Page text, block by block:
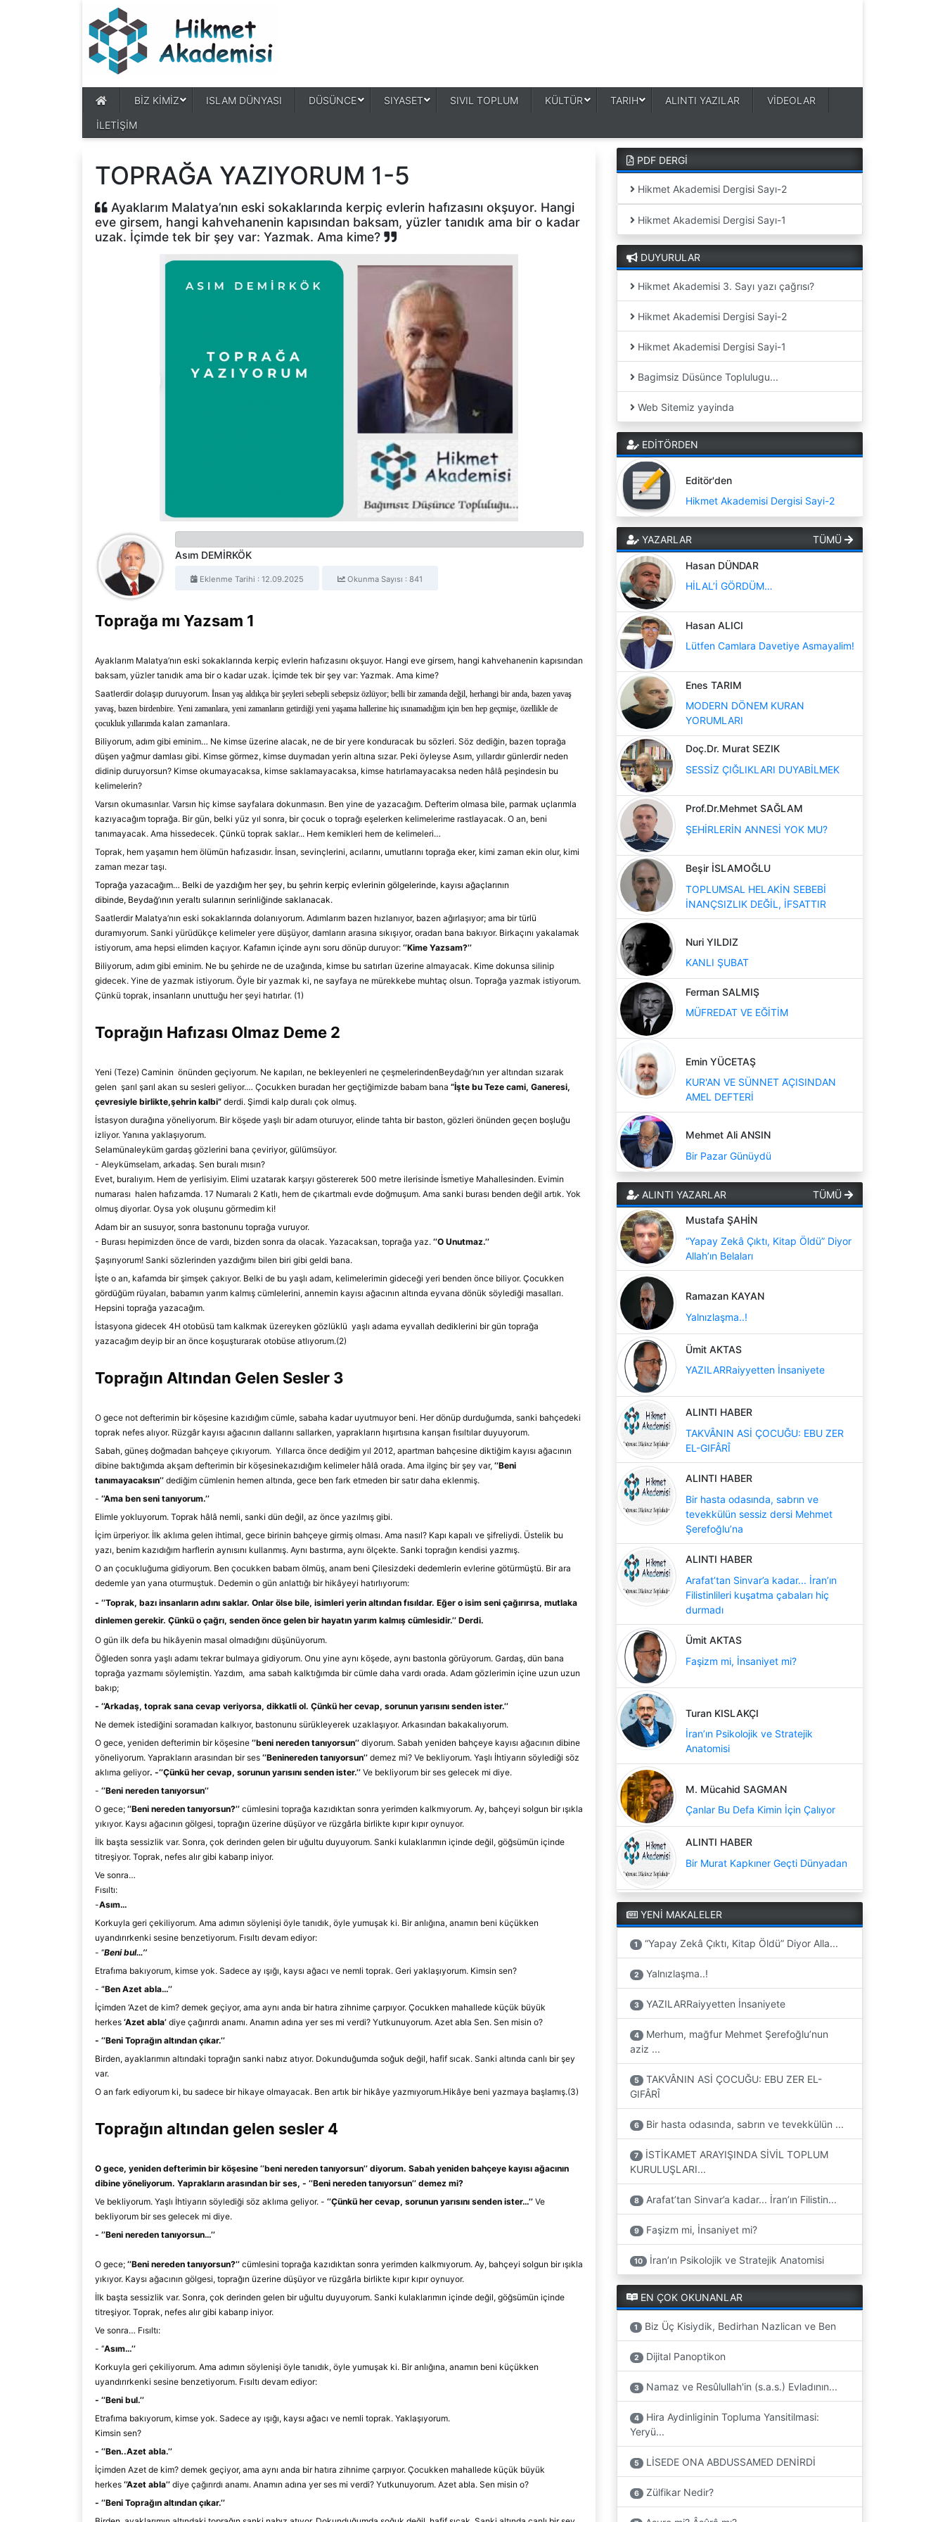
BİZ KİMİZ ISLAM DÜNYASI DÜSÜNCE SIYASET SIVIL TOPLUM KÜLTÜR TARIH ALINTI YAZILAR VİDEOLAR
İLETİŞİM
TOPRAĞA YAZIYORUM 1-5
Ayaklarım Malatya’nın eski sokaklarında kerpiç evlerin hafızasını okşuyor. Hangi
eve girsem, hangi kahvehanenin kapısından baksam, yüzler tanıdık ama bir o kadar
uzak. İçimde tek bir şey var: Yazmak. Ama kime?
Asım DEMİRKÖK
Eklenme Tarihi : 12.09.2025 Okunma Sayısı : 841
Toprağa mı Yazsam 1
Ayaklarım Malatya’nın eski sokaklarında kerpiç evlerin hafızasını okşuyor. Hangi eve girsem, hangi kahvehanenin kapısından
baksam, yüzler tanıdık ama bir o kadar uzak. İçimde tek bir şey var: Yazmak. Ama kime?
Saatlerdir dolaşıp duruyorum. İnsan yaş aldıkça bir şeyleri sebepli sebepsiz özlüyor; belli bir zamanda değil, herhangi bir anda, bazen yavaş
yavaş, bazen birdenbire. Yeni zamanlara, yeni zamanların getirdiği yeni yaşama hallerine hiç ısınamadığım için ben hep geçmişe, özellikle de
çocukluk yıllarımda kalan zamanlara.
Biliyorum, adım gibi eminim… Ne kimse üzerine alacak, ne de bir yere konduracak bu sözleri. Söz dediğin, bazen toprağa
düşen yağmur damlası gibi. Kimse görmez, kimse duymadan yerin altına sızar. Peki öyleyse Asım, yıllardırgünlerdir neden
didinip duruyorsun? Kimse okumayacaksa, kimse saklamayacaksa, kimse hatırlamayacaksa neden hâlâ peşindesin bu
kelimelerin?
Varsın okumasınlar. Varsın hiç kimse sayfalara dokunmasın. Ben yine de yazacağım. Defterim olmasa bile, parmak uçlarımla
kazıyacağım toprağa. Bir gün, belki yüz yıl sonra, bir çocuk o toprağı eşelerken kelimelerime rastlayacak. O an, beni
tanımayacak. Ama hissedecek. Çünkü toprak saklar... Hem kemikleri hem de kelimeleri…
Toprak, hem yaşamın hem ölümün hafızasıdır. İnsan, sevinçlerini, acılarını, umutlarını toprağa eker, kimi zaman ekin olur, kimi
zaman mezar taşı.
Toprağa yazacağım… Belki de yazdığım her şey, bu şehrin kerpiç evlerinin gölgelerinde, kayısı ağaçlarının
dibinde, Beydağ’ının yeraltı sularının serinliğinde saklanacak.
Saatlerdir Malatya’nın eski sokaklarında dolanıyorum. Adımlarım bazen hızlanıyor, bazen ağırlaşıyor; ama bir türlü
duramıyorum. Sanki yürüdükçe kelimeler yere düşüyor, damların arasına sıkışıyor, oradan bana bakıyor. Birkaçını yakalamak
istiyorum, ama hepsi elimden kaçıyor. Kafamın içinde aynı soru dönüp duruyor: ‘’Kime Yazsam?’’
Biliyorum, adım gibi eminim. Ne bu şehirde ne de uzağında, kimse bu satırları üzerine almayacak. Kime dokunsa silinip
gidecek. Yine de yazmak istiyorum. Öyle bir yazmak ki, ne sayfaya ne mürekkebe muhtaç olsun. Toprağa yazmak istiyorum.
Çünkü toprak, insanların unuttuğu her şeyi hatırlar. (1)
Toprağın Hafızası Olmaz Deme 2
Yeni (Teze) Caminin önünden geçiyorum. Ne kapıları, ne bekleyenleri neçeşmelerindenBeydağı’nın yer altından sızarak
gelen şarıl şarıl akan su sesleri geliyor.… Çocukken buradan her geçtiğimizde babam bana “İşte bu Teze cami, Ganeresi,
çevresiyle birlikte,şehrin kalbi”derdi. Şimdi kalp duralı çok olmuş.
İstasyon durağına yöneliyorum. Bir köşede yaşlı bir adam oturuyor, elinde tahta bir baston, gözleri önünden geçen boşluğu
izliyor. Yanına yaklaşıyorum.
Selamünaleyküm gardaş gözlerini bana çeviriyor, gülümsüyor.
- Aleykümselam, arkadaş. Sen buralı mısın?
Evet, buralıyım. Hem de yerlisiyim. Elimi uzatarak karşıyı göstererek 500 metre ilerisinde İsmetiye Mahallesinden. Evimin
numarası halen hafızamda. 17 Numaralı 2 Katlı, hem de çıkartmalı evde doğmuşum. Ama sanki burası benden değil artık. Yok
olmuş diyorlar. Oysa yok oluşunu görmedim ki!
Adam bir an susuyor, sonra bastonunu toprağa vuruyor.
- Burası hepimizden önce de vardı, bizden sonra da olacak. Yazacaksan, toprağa yaz. ‘’O Unutmaz.’’
Şaşırıyorum!Sanki sözlerinden yazdığımı bilen biri gibi geldi bana.
İşte o an, kafamda bir şimşek çakıyor. Belki de bu yaşlı adam, kelimelerimin gideceği yeri benden önce biliyor. Çocukken
gördüğüm rüyaları, babamın yarım kalmış cümlelerini, annemin kayısı ağacının altında eyvana dönük söylediği masalları.
Hepsini toprağa yazacağım.
İstasyona gidecek 4H otobüsü tam kalkmak üzereyken gözlüklü yaşlı adama eyvallah dediklerini bir gün toprağa
yazacağım deyip bir an önce koşuşturarak otobüse atlıyorum.(2)
Toprağın Altından Gelen Sesler 3
O gece not defterimin bir köşesine kazıdığım cümle, sabaha kadar uyutmuyor beni. Her dönüp durduğumda, sanki bahçedeki
toprak nefes alıyor. Rüzgâr kayısı ağacının dallarını sallarken, yaprakların hışırtısına karışan fısıltılar duyuyorum.
Sabah, güneş doğmadan bahçeye çıkıyorum. Yıllarca öncedediğim yıl 2012, apartman bahçesine diktiğim kayısı ağacının
dibine baktığımda akşam defterimin bir köşesinekazıdığım kelimeler hâlâ orada. Ama ilginç bir şey var, ‘’Beni
tanımayacaksın’’dediğim cümlenin hemen altında, gece ben fark etmeden bir satır daha eklenmiş.
- ‘’Ama ben seni tanıyorum.’’
Elimle yokluyorum. Toprak hâlâ nemli, sanki dün değil, az önce yazılmış gibi.
İçim ürperiyor. İlk aklıma gelen ihtimal, gece birinin bahçeye girmiş olması. Ama nasıl? Kapı kapalı ve şifreliydi. Üstelik bu
yazı, benim kazıdığım harflerin aynısını kullanmış. Aynı bastırma, aynı ölçekte. Sanki toprağın kendisi yazmış.
O an çocukluğuma gidiyorum. Ben çocukken babam ölmüş, anam beni Çilesizdeki dedemlerin evlerine götürmüştü. Bir ara
dedemle yan yana oturmuştuk. Dedemin o gün anlattığı bir hikâyeyi hatırlıyorum:
- ‘’Toprak, bazı insanların adını saklar. Onlar ölse bile, isimleri yerin altındanfısıldar. Eğer o isim seni çağırırsa, mutlaka
dinlemen gerekir. Çünkü o çağrı, senden önce gelen bir hayatın yarım kalmış cümlesidir.’’ Derdi.
O gün ilk defa bu hikâyenin masal olmadığını düşünüyorum.
Öğleden sonra yaşlı adamı tekrar bulmaya gidiyorum. Onu yine aynı köşede, aynı bastonla görüyorum. Gardaş, dün bana
toprağa yazmamı söylemiştin. Yazdım, ama sabah kalktığımda bir cümle daha vardı orada. Adam gözlerimin içine uzun uzun
bakıp;
- ‘’Arkadaş, toprak sana cevap veriyorsa, dikkatli ol. Çünkü her cevap, sorunun yarısını senden ister.’’
Ne demek istediğini soramadan kalkıyor, bastonunu sürükleyerek uzaklaşıyor. Arkasından bakakalıyorum.
O gece, yeniden defterimin bir köşesine ‘’beni nereden tanıyorsun’’diyorum. Sabah yeniden bahçeye kayısı ağacının dibine
yöneliyorum. Yaprakların arasından bir ses ‘’Beninereden tanıyorsun’’demez mi? Ve bekliyorum. Yaşlı İhtiyarın söylediği söz
aklıma geliyor. -‘’Çünkü her cevap, sorunun yarısını senden ister.’’Ve bekliyorum bir ses gelecek mi diye.
- ‘’Beni nereden tanıyorsun’’
O gece; ‘’Beni nereden tanıyorsun?’’cümlesini toprağa kazıdıktan sonra yerimden kalkmıyorum. Ay, bahçeyi solgun bir ışıkla
yıkıyor. Kaysı ağacının gölgesi, toprağın üzerine düşüyor ve rüzgârla birlikte kıpır kıpır oynuyor.
İlk başta sessizlik var. Sonra, çok derinden gelen bir uğultu duyuyorum. Sanki kulaklarımın içinde değil, göğsümün içinde
titreşiyor. Toprak, nefes alır gibi kabarıp iniyor.
Ve sonra…
Fısıltı:
-Asım…
Korkuyla geri çekiliyorum. Ama adımın söylenişi öyle tanıdık, öyle yumuşak ki. Bir anlığına, anamın beni küçükken
uyandırırkenki sesine benzetiyorum. Fısıltı devam ediyor:
- ‘’Beni bul…’’
Etrafıma bakıyorum, kimse yok. Sadece ay ışığı, kaysı ağacı ve nemli toprak. Geri yaklaşıyorum. Kimsin sen?
- ‘’Ben Azet abla…’’
İçimden ‘Azet de kim?demek geçiyor, ama aynı anda bir hatıra zihnime çarpıyor. Çocukken mahallede küçük büyük
herkes ‘Azet abla’diye çağırırdı anamı. Anamın adına yer ses mi verdi? Yutkunuyorum. Azet abla Sen. Sen misin o?
- ‘’Beni Toprağın altından çıkar.’’
Birden, ayaklarımın altındaki toprağın sanki nabız atıyor. Dokunduğumda soğuk değil, hafif sıcak. Sanki altında canlı bir şey
var.
O an fark ediyorum ki, bu sadece bir hikayeolmayacak. Ben artık bir hikâye yazmıyorum.Hikâye beni yazmaya başlamış.(3)
Toprağın altından gelen sesler 4
O gece, yeniden defterimin bir köşesine ‘’beni nereden tanıyorsun’’diyorum. Sabah yeniden bahçeye kayısı ağacının
dibine yöneliyorum. Yaprakların arasından bir ses, - ‘’Beni nereden tanıyorsun’’ demez mi?
Ve bekliyorum. Yaşlı İhtiyarın söylediği söz aklıma geliyor. - ‘’Çünkü her cevap, sorunun yarısını senden ister…’’ Ve
bekliyorum bir ses gelecek mi diye.
- ‘’Beni nereden tanıyorsun…’’
O gece; ‘’Beni nereden tanıyorsun?’’cümlesini toprağa kazıdıktan sonra yerimden kalkmıyorum. Ay, bahçeyi solgun bir ışıkla
yıkıyor. Kaysı ağacının gölgesi, toprağın üzerine düşüyor ve rüzgârla birlikte kıpır kıpır oynuyor.
İlk başta sessizlik var. Sonra, çok derinden gelen bir uğultu duyuyorum. Sanki kulaklarımın içinde değil, göğsümün içinde
titreşiyor. Toprak, nefes alır gibi kabarıp iniyor.
Ve sonra… Fısıltı:
- ‘’Asım…’’
Korkuyla geri çekiliyorum. Ama adımın söylenişi öyle tanıdık, öyle yumuşak ki. Bir anlığına, anamın beni küçükken
uyandırırkenki sesine benzetiyorum. Fısıltı devam ediyor:
- ‘’Beni bul.’’
Etrafıma bakıyorum, kimse yok. Sadece ay ışığı, kaysı ağacı ve nemli toprak. Yaklaşıyorum.
Kimsin sen?
- ‘’Ben..Azet abla.’’
İçimden Azet de kim? demek geçiyor, ama aynı anda bir hatıra zihnime çarpıyor. Çocukken mahallede küçük büyük
herkes ‘’Azet abla’’diye çağırırdı anamı. Anamın adına yer ses mi verdi?Yutkunuyorum. Azet abla. Sen misin o?
- ‘’Beni Toprağın altından çıkar.’’
PDF DERGİ
Hikmet Akademisi Dergisi Sayı-2
Hikmet Akademisi Dergisi Sayı-1
DUYURULAR
Hikmet Akademisi 3. Sayı yazı çağrısı?
Hikmet Akademisi Dergisi Sayi-2
Hikmet Akademisi Dergisi Sayi-1
Bagimsiz Düsünce Toplulugu...
Web Sitemiz yayinda
EDİTÖRDEN
Editör'den
Hikmet Akademisi Dergisi Sayi-2
YAZARLAR TÜMÜ
Hasan DÜNDAR
HİLAL’İ GÖRDÜM…
Hasan ALICI
Lütfen Camlara Davetiye Asmayalim!
Enes TARIM
MODERN DÖNEM KURAN
YORUMLARI
Doç.Dr. Murat SEZIK
SESSİZ ÇIĞLIKLARI DUYABİLMEK
Prof.Dr.Mehmet SAĞLAM
ŞEHİRLERİN ANNESİ YOK MU?
Beşir İSLAMOĞLU
TOPLUMSAL HELAKİN SEBEBİ
İNANÇSIZLIK DEĞİL, İFSATTIR
Nuri YILDIZ
KANLI ŞUBAT
Ferman SALMIŞ
MÜFREDAT VE EĞİTİM
Emin YÜCETAŞ
KUR'AN VE SÜNNET AÇISINDAN
AMEL DEFTERİ
Mehmet Ali ANSIN
Bir Pazar Günüydü
ALINTI YAZARLAR TÜMÜ
Mustafa ŞAHİN
“Yapay Zekâ Çıktı, Kitap Öldü” Diyor
Allah’ın Belaları
Ramazan KAYAN
Yalnızlaşma..!
Ümit AKTAS
YAZILARRaiyyetten İnsaniyete
ALINTI HABER
TAKVÂNIN ASİ ÇOCUĞU: EBU ZER
EL-GIFÂRÎ
ALINTI HABER
Bir hasta odasında, sabrın ve
tevekkülün sessiz dersi Mehmet
Şerefoğlu’na
ALINTI HABER
Arafat’tan Sinvar’a kadar... İran’ın
Filistinlileri kuşatma çabaları hiç
durmadı
Ümit AKTAS
Faşizm mi, İnsaniyet mi?
Turan KISLAKÇI
İran’ın Psikolojik ve Stratejik
Anatomisi
M. Mücahid SAGMAN
Çanlar Bu Defa Kimin İçin Çalıyor
ALINTI HABER
Bir Murat Kapkıner Geçti Dünyadan
YENİ MAKALELER
1 “Yapay Zekâ Çıktı, Kitap Öldü” Diyor Alla...
2 Yalnızlaşma..!
3 YAZILARRaiyyetten İnsaniyete
4
Merhum, mağfur Mehmet Şerefoğlu’nun
aziz ...
5
TAKVÂNIN ASİ ÇOCUĞU: EBU ZER EL-
GIFÂRÎ
6 Bir hasta odasında, sabrın ve tevekkülün ...
7
İSTİKAMET ARAYIŞINDA SİVİL TOPLUM
KURULUŞLARI...
8 Arafat’tan Sinvar’a kadar... İran’ın Filistin...
9 Faşizm mi, İnsaniyet mi?
10 İran’ın Psikolojik ve Stratejik Anatomisi
EN ÇOK OKUNANLAR
1 Biz Üç Kisiydik, Bedirhan Nazlican ve Ben
2 Dijital Panoptikon
3 Namaz ve Resûlullah'in (s.a.s.) Evladının...
4
Hira Aydinliginin Topluma Yansitilmasi:
Yeryü...
5 LİSEDE ONA ABDUSSAMED DENİRDİ
6 Zülfikar Nedir?